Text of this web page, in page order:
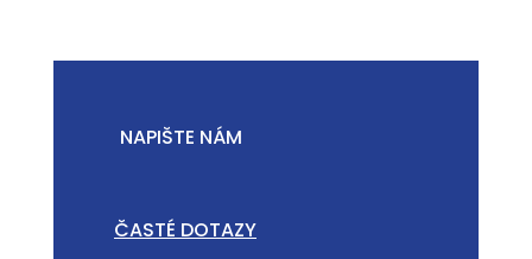
NAPIŠTE NÁM
ČASTÉ DOTAZY